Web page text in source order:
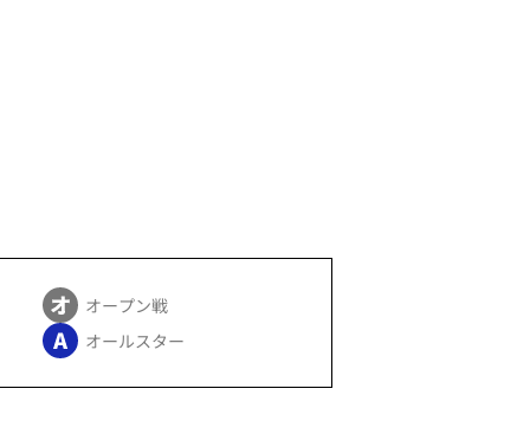
オープン戦
オールスター